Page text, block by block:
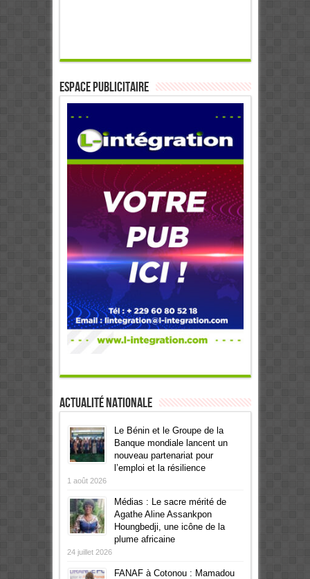
ESPACE PUBLICITAIRE
Actualité Nationale
Le Bénin et le Groupe de la
Banque mondiale lancent un
nouveau partenariat pour
l’emploi et la résilience
1 août 2026
Médias : Le sacre mérité de
Agathe Aline Assankpon
Houngbedji, une icône de la
plume africaine
24 juillet 2026
FANAF à Cotonou : Mamadou